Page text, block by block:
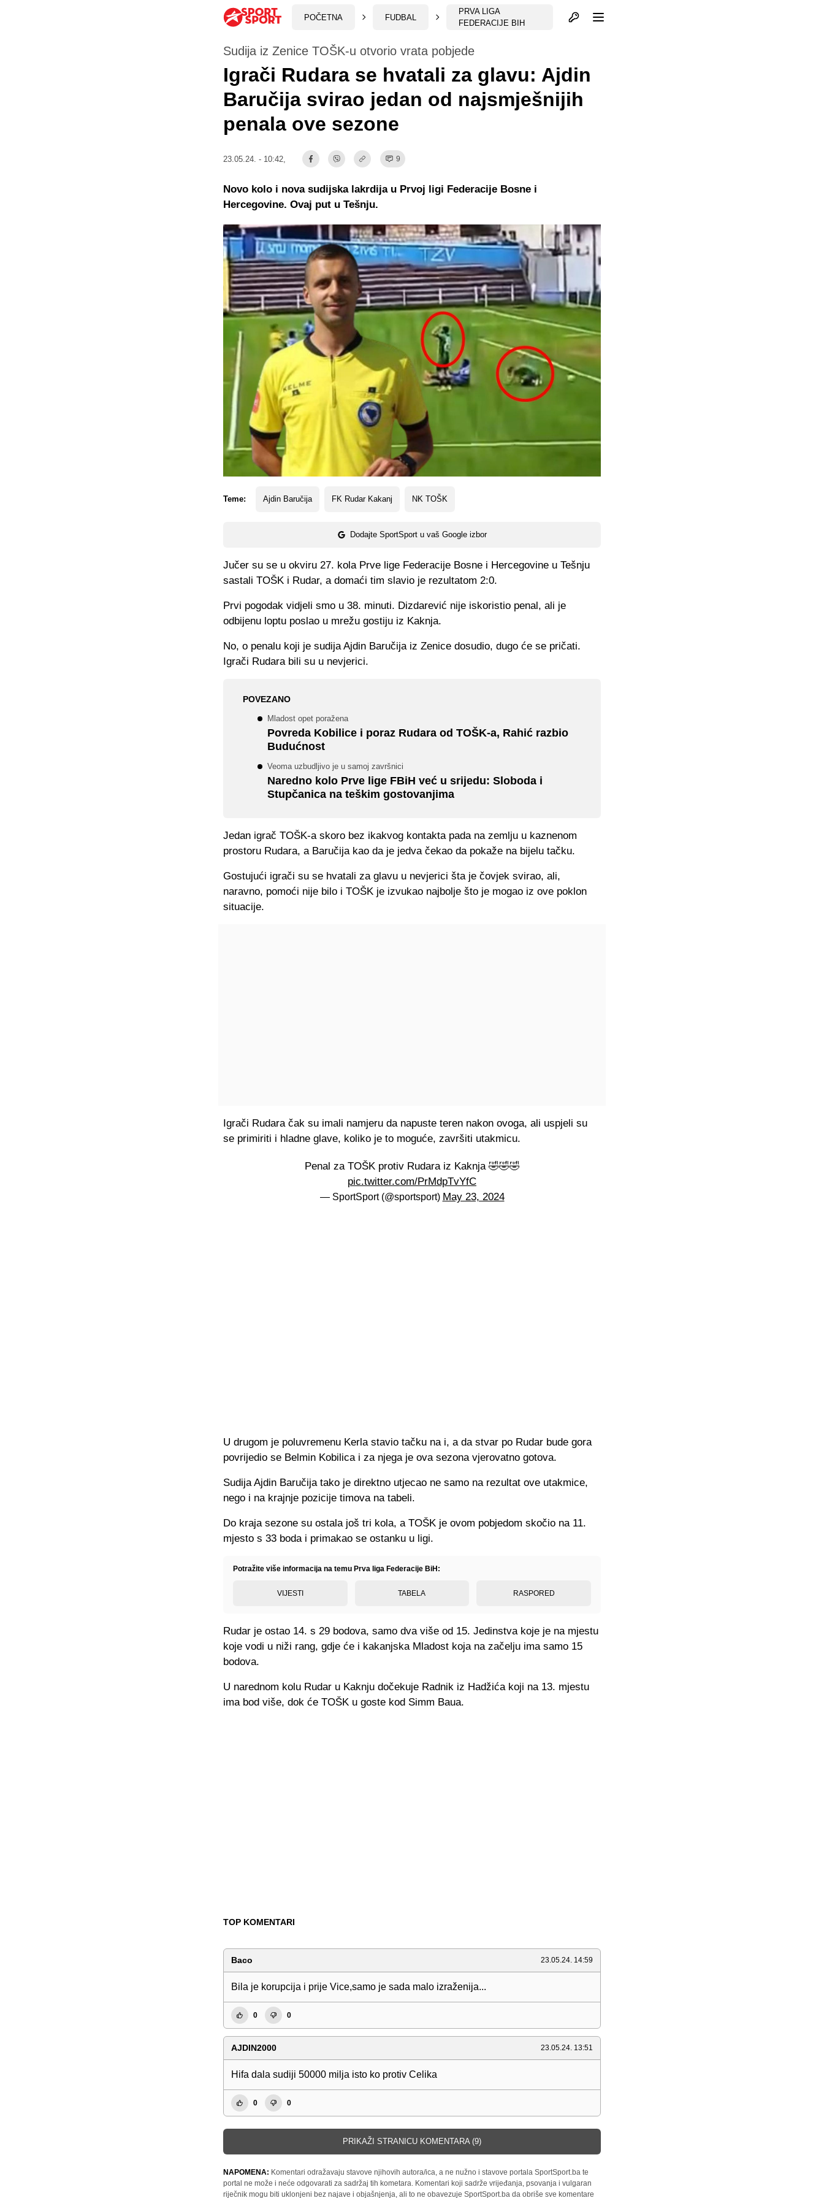
POČETNA FUDBAL
PRVA LIGA
FEDERACIJE BIH
Otvori profil
Sudija iz Zenice TOŠK-u otvorio vrata pobjede
Igrači Rudara se hvatali za glavu: Ajdin
Baručija svirao jedan od najsmješnijih
penala ove sezone
23.05.24. - 10:42, 9
Teme: Ajdin Baručija FK Rudar Kakanj NK TOŠK
Dodajte SportSport u vaš Google izbor
Novo kolo i nova sudijska lakrdija u Prvoj ligi Federacije Bosne i
Hercegovine. Ovaj put u Tešnju.
Jučer su se u okviru 27. kola Prve lige Federacije Bosne i Hercegovine u Tešnju
sastali TOŠK i Rudar, a domaći tim slavio je rezultatom 2:0.
Prvi pogodak vidjeli smo u 38. minuti. Dizdarević nije iskoristio penal, ali je
odbijenu loptu poslao u mrežu gostiju iz Kaknja.
No, o penalu koji je sudija Ajdin Baručija iz Zenice dosudio, dugo će se pričati.
Igrači Rudara bili su u nevjerici.
POVEZANO
Mladost opet poražena
Povreda Kobilice i poraz Rudara od TOŠK-a, Rahić razbio
Budućnost
Veoma uzbudljivo je u samoj završnici
Naredno kolo Prve lige FBiH već u srijedu: Sloboda i
Stupčanica na teškim gostovanjima
Jedan igrač TOŠK-a skoro bez ikakvog kontakta pada na zemlju u kaznenom
prostoru Rudara, a Baručija kao da je jedva čekao da pokaže na bijelu tačku.
Gostujući igrači su se hvatali za glavu u nevjerici šta je čovjek svirao, ali,
naravno, pomoći nije bilo i TOŠK je izvukao najbolje što je mogao iz ove poklon
situacije.
Igrači Rudara čak su imali namjeru da napuste teren nakon ovoga, ali uspjeli su
se primiriti i hladne glave, koliko je to moguće, završiti utakmicu.
Penal za TOŠK protiv Rudara iz Kaknja 🤣🤣🤣
pic.twitter.com/PrMdpTvYfC
— SportSport (@sportsport) May 23, 2024
U drugom je poluvremenu Kerla stavio tačku na i, a da stvar po Rudar bude gora
povrijedio se Belmin Kobilica i za njega je ova sezona vjerovatno gotova.
Sudija Ajdin Baručija tako je direktno utjecao ne samo na rezultat ove utakmice,
nego i na krajnje pozicije timova na tabeli.
Do kraja sezone su ostala još tri kola, a TOŠK je ovom pobjedom skočio na 11.
mjesto s 33 boda i primakao se ostanku u ligi.
Potražite više informacija na temu Prva liga Federacije BiH:
VIJESTI TABELA RASPORED
Rudar je ostao 14. s 29 bodova, samo dva više od 15. Jedinstva koje je na mjestu
koje vodi u niži rang, gdje će i kakanjska Mladost koja na začelju ima samo 15
bodova.
U narednom kolu Rudar u Kaknju dočekuje Radnik iz Hadžića koji na 13. mjestu
ima bod više, dok će TOŠK u goste kod Simm Baua.
TOP KOMENTARI
Baco 23.05.24. 14:59
Bila je korupcija i prije Vice,samo je sada malo izraženija...
0 0
AJDIN2000 23.05.24. 13:51
Hifa dala sudiji 50000 milja isto ko protiv Celika
0 0
PRIKAŽI STRANICU KOMENTARA (9)
NAPOMENA: Komentari odražavaju stavove njihovih autora/ica, a ne nužno i stavove portala SportSport.ba te
portal ne može i neće odgovarati za sadržaj tih kometara. Komentari koji sadrže vrijeđanja, psovanja i vulgaran
riječnik mogu biti uklonjeni bez najave i objašnjenja, ali to ne obavezuje SportSport.ba da obriše sve komentare